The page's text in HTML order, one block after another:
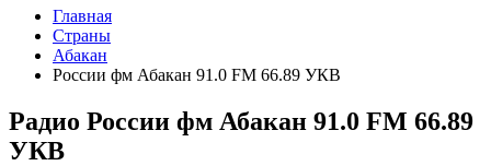
Главная
Страны
Абакан
России фм Абакан 91.0 FM 66.89 УКВ
Радио России фм Абакан 91.0 FM 66.89
УКВ